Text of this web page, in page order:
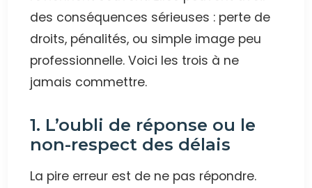
des conséquences sérieuses : perte de
droits, pénalités, ou simple image peu
professionnelle. Voici les trois à ne
jamais commettre.
1. L’oubli de réponse ou le
non-respect des délais
La pire erreur est de ne pas répondre.